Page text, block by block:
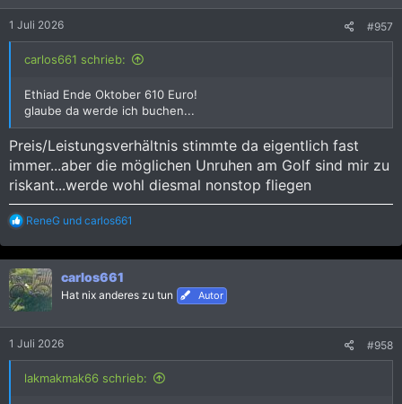
n
:
1 Juli 2026 #957
carlos661 schrieb:
Ethiad Ende Oktober 610 Euro!
glaube da werde ich buchen...
Preis/Leistungsverhältnis stimmte da eigentlich fast
immer...aber die möglichen Unruhen am Golf sind mir zu
riskant...werde wohl diesmal nonstop fliegen
R
a
k
t
i
o
n
:
ReneG und carlos661
carlos661
Hat nix anderes zu tun Autor
1 Juli 2026 #958
lakmakmak66 schrieb: